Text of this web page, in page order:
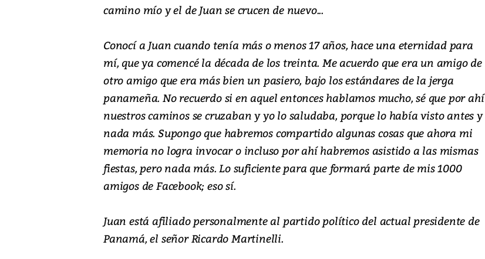
camino mío y el de Juan se crucen de nuevo...
Conocí a Juan cuando tenía más o menos 17 años, hace una eternidad para
mí, que ya comencé la década de los treinta. Me acuerdo que era un amigo de
otro amigo que era más bien un pasiero, bajo los estándares de la jerga
panameña. No recuerdo si en aquel entonces hablamos mucho, sé que por ahí
nuestros caminos se cruzaban y yo lo saludaba, porque lo había visto antes y
nada más. Supongo que habremos compartido algunas cosas que ahora mi
memoria no logra invocar o incluso por ahí habremos asistido a las mismas
fiestas, pero nada más. Lo suficiente para que formará parte de mis 1000
amigos de Facebook; eso sí.
Juan está afiliado personalmente al partido político del actual presidente de
Panamá, el señor Ricardo Martinelli.